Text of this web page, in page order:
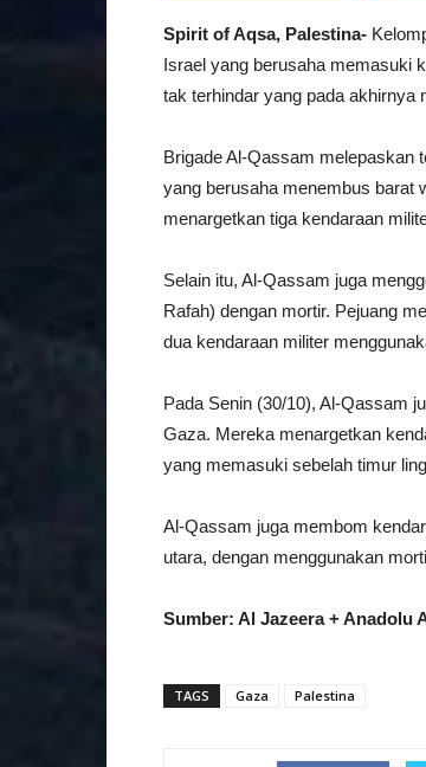
Spirit of Aqsa, Palestina-
Israel yang berusaha memasuki
tak terhindar yang pada akhirnya
Brigade Al-Qassam melepaskan
yang berusaha menembus barat
menargetkan tiga kendaraan
Selain itu, Al-Qassam juga
Rafah) dengan mortir. Pejuang
dua kendaraan militer
Pada Senin (30/10), Al-Qassam
Gaza. Mereka menargetkan
yang memasuki sebelah timur
Al-Qassam juga membom
utara, dengan menggunakan
Sumber: Al Jazeera + Anadolu
TAGS Gaza Palestina